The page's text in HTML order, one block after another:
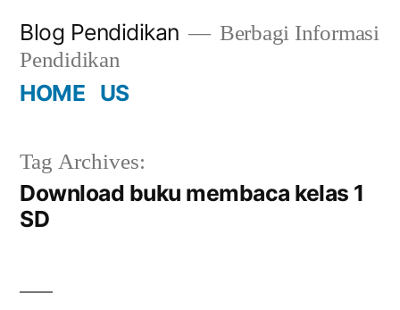
content
Blog Pendidikan
Berbagi Informasi
Pendidikan
HOME US
Tag Archives:
Download buku membaca kelas 1
SD